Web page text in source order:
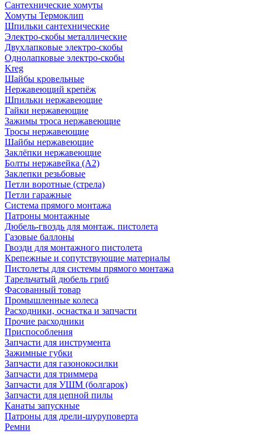
Сантехнические хомуты
Хомуты Термоклип
Шпильки сантехнические
Электро-скобы металлические
Двухлапковые электро-скобы
Однолапковые электро-скобы
Kreg
Шайбы кровельные
Нержавеющий крепёж
Шпильки нержавеющие
Гайки нержавеющие
Зажимы троса нержавеющие
Тросы нержавеющие
Шайбы нержавеющие
Заклёпки нержавеющие
Болты нержавейка (А2)
Заклепки резьбовые
Петли воротные (стрела)
Петли гаражные
Система прямого монтажа
Патроны монтажные
Дюбель-гвоздь для монтаж. пистолета
Газовые баллоны
Гвозди для монтажного пистолета
Крепежные и сопутствующие материалы
Пистолеты для системы прямого монтажа
Тарельчатый дюбель гриб
Фасованный товар
Промышленные колеса
Расходники, оснастка и запчасти
Прочие расходники
Приспособления
Запчасти для инструмента
Зажимные губки
Запчасти для газонокосилки
Запчасти для триммера
Запчасти для УШМ (болгарок)
Запчасти для цепной пилы
Канаты запускные
Патроны для дрели-шуруповерта
Ремни